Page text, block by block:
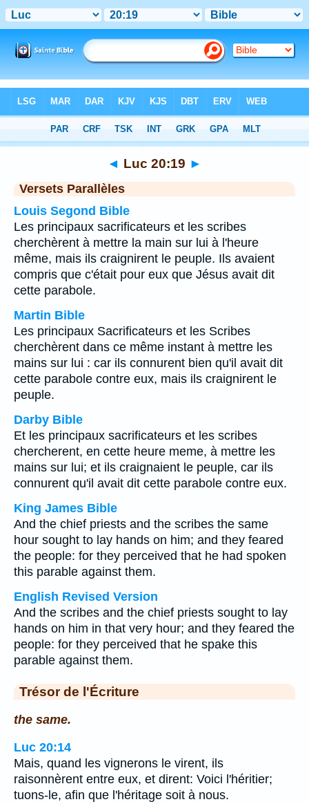
Chapitre 20> Verset 19
◄ Luc 20:19 ►
Versets Parallèles
Louis Segond Bible
Les principaux sacrificateurs et les scribes
cherchèrent à mettre la main sur lui à l'heure
même, mais ils craignirent le peuple. Ils avaient
compris que c'était pour eux que Jésus avait dit
cette parabole.
Martin Bible
Les principaux Sacrificateurs et les Scribes
cherchèrent dans ce même instant à mettre les
mains sur lui : car ils connurent bien qu'il avait dit
cette parabole contre eux, mais ils craignirent le
peuple.
Darby Bible
Et les principaux sacrificateurs et les scribes
chercherent, en cette heure meme, à mettre les
mains sur lui; et ils craignaient le peuple, car ils
connurent qu'il avait dit cette parabole contre eux.
King James Bible
And the chief priests and the scribes the same
hour sought to lay hands on him; and they feared
the people: for they perceived that he had spoken
this parable against them.
English Revised Version
And the scribes and the chief priests sought to lay
hands on him in that very hour; and they feared the
people: for they perceived that he spake this
parable against them.
Trésor de l'Écriture
the same.
Luc 20:14
Mais, quand les vignerons le virent, ils
raisonnèrent entre eux, et dirent: Voici l'héritier;
tuons-le, afin que l'héritage soit à nous.